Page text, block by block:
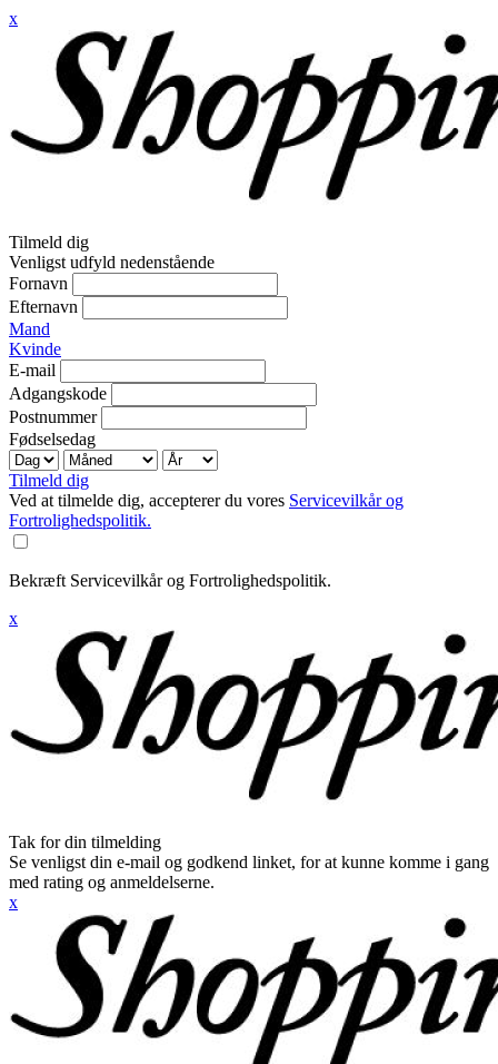
x
Tilmeld dig
Venligst udfyld nedenstående
Fornavn
Efternavn
Mand
Kvinde
E-mail
Adgangskode
Postnummer
Fødselsedag
Tilmeld dig
Ved at tilmelde dig, accepterer du vores Servicevilkår og
Fortrolighedspolitik.
Bekræft Servicevilkår og Fortrolighedspolitik.
x
Tak for din tilmelding
Se venligst din e-mail og godkend linket, for at kunne komme i gang
med rating og anmeldelserne.
x